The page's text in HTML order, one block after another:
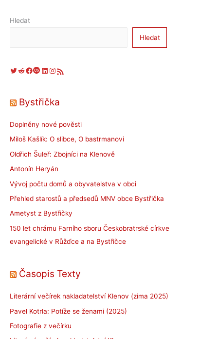
Hledat
Hledat
Twitter Reddit Facebook Last.fm LinkedIn Instagram RSS zdroj
Bystřička
Doplněny nové pověsti
Miloš Kašlík: O slibce, O bastrmanovi
Oldřich Šuleř: Zbojníci na Klenově
Antonín Heryán
Vývoj počtu domů a obyvatelstva v obci
Přehled starostů a předsedů MNV obce Bystřička
Ametyst z Bystřičky
150 let chrámu Farního sboru Českobratrské církve
evangelické v Růžďce a na Bystřičce
Časopis Texty
Literární večírek nakladatelství Klenov (zima 2025)
Pavel Kotrla: Potíže se ženami (2025)
Fotografie z večírku